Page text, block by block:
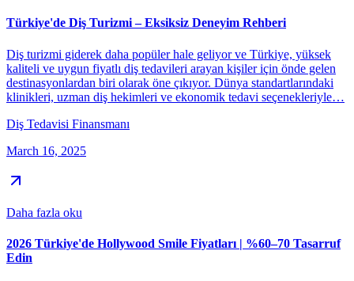
Türkiye'de Diş Turizmi – Eksiksiz Deneyim Rehberi
Diş turizmi giderek daha popüler hale geliyor ve Türkiye, yüksek
kaliteli ve uygun fiyatlı diş tedavileri arayan kişiler için önde gelen
destinasyonlardan biri olarak öne çıkıyor. Dünya standartlarındaki
klinikleri, uzman diş hekimleri ve ekonomik tedavi seçenekleriyle…
Diş Tedavisi Finansmanı
March 16, 2025
Daha fazla oku
2026 Türkiye'de Hollywood Smile Fiyatları | %60–70 Tasarruf
Edin